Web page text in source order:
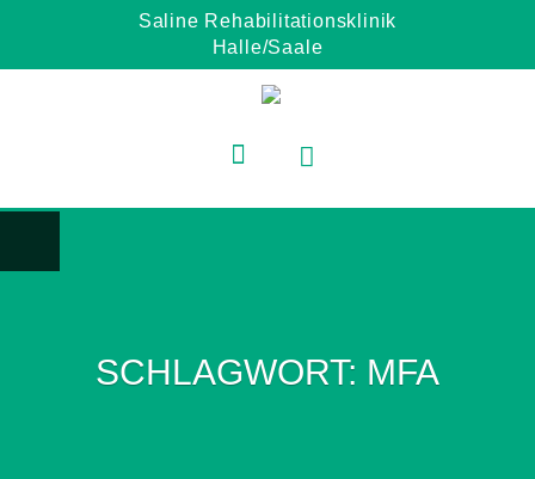
Saline Rehabilitationsklinik
Halle/Saale
SCHLAGWORT: MFA